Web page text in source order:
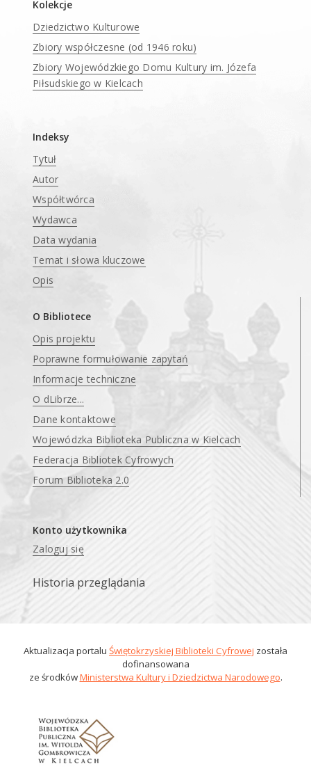
Kolekcje
Dziedzictwo Kulturowe
Zbiory współczesne (od 1946 roku)
Zbiory Wojewódzkiego Domu Kultury im. Józefa
Piłsudskiego w Kielcach
Indeksy
Tytuł
Autor
Współtwórca
Wydawca
Data wydania
Temat i słowa kluczowe
Opis
O Bibliotece
Opis projektu
Poprawne formułowanie zapytań
Informacje techniczne
O dLibrze...
Dane kontaktowe
Wojewódzka Biblioteka Publiczna w Kielcach
Federacja Bibliotek Cyfrowych
Forum Biblioteka 2.0
Konto użytkownika
Zaloguj się
Historia przeglądania
Aktualizacja portalu Świętokrzyskiej Biblioteki Cyfrowej została
dofinansowana
ze środkówMinisterstwa Kultury i Dziedzictwa Narodowego.